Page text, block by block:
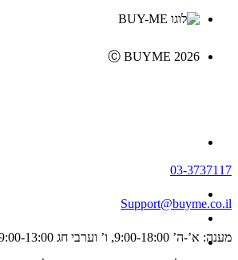
Ⓒ BUYME 2026
03-3737117
Support@buyme.co.il
מענה: א’-ה’ 9:00-18:00, ו’ וערבי חג 9:00-13:00